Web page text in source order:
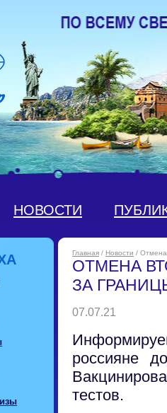
НОВОСТИ
Главная / Новости / Отмена
ОТМЕНА
ЗА
07.07.21
россияне
тестов.